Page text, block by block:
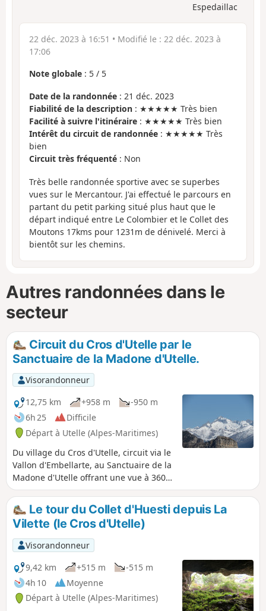
Espedaillac
22 déc. 2023 à 16:51 • Modifié le : 22 déc. 2023 à
17:06
Note globale : 5 / 5
Date de la randonnée : 21 déc. 2023
Fiabilité de la description : ★★★★★ Très bien
Facilité à suivre l'itinéraire : ★★★★★ Très bien
Intérêt du circuit de randonnée : ★★★★★ Très
bien
Circuit très fréquenté : Non
Très belle randonnée sportive avec se superbes
vues sur le Mercantour. J'ai effectué le parcours en
partant du petit parking situé plus haut que le
départ indiqué entre Le Colombier et le Collet des
Moutons 17kms pour 1231m de dénivelé. Merci à
bientôt sur les chemins.
Autres randonnées dans le
secteur
Circuit du Cros d'Utelle par le
Sanctuaire de la Madone d'Utelle.
Visorandonneur
12,75 km
+958 m
-950 m
6h 25
Difficile
Départ à Utelle (Alpes-Maritimes)
Du village du Cros d'Utelle, circuit via le
Vallon d'Embellarte, au Sanctuaire de la
Madone d'Utelle offrant une vue à 360°
sur le Mercantour, les Préalpes de
Grasse et la Méditerranée. Retour par le
Vallon de l'Aclap et le GR®5. Vous
croiserez, les maisons en ruines de
l'ancien hameau du Villard parsemé de
châtaigniers centenaires, la petite
Chapelle Saint-Antoine que vous ne
manquerez pas de visiter.
Le tour du Collet d'Huesti depuis La
Vilette (le Cros d'Utelle)
Visorandonneur
9,42 km
+515 m
-515 m
4h 10
Moyenne
Départ à Utelle (Alpes-Maritimes)